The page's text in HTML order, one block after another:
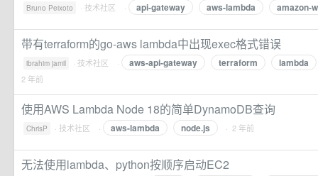
Bruno Peixoto · 技术社区 · api-gateway aws-lambda amazon-
带有terraform的go-aws lambda中出现exec格式错误
ibrahim jamil · 技术社区 · aws-api-gateway terraform lambda
2 年前
使用AWS Lambda Node 18的简单DynamoDB查询
ChrisP · 技术社区 · aws-lambda node.js · 2 年前
无法使用lambda、python按顺序启动EC2